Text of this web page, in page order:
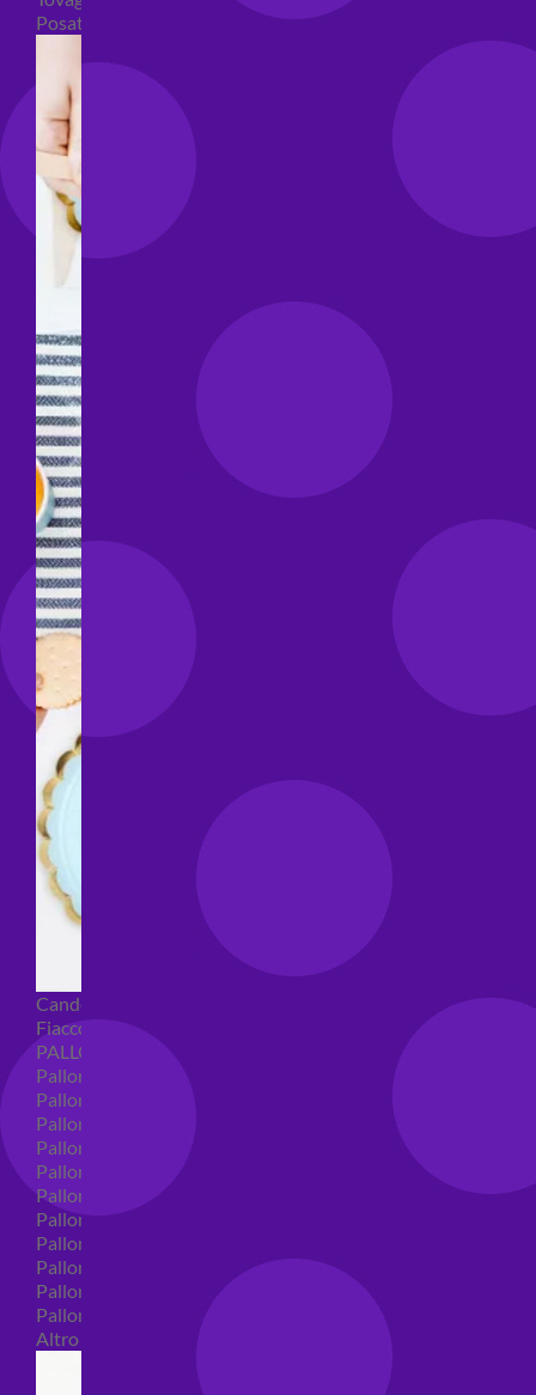
Posate per feste
Candeline compleanno
Fiaccole
PALLONCINI
Palloncini in lattice
Palloncini in lattice monocolore
Palloncini in lattice monocolore dimensione 5"
Palloncini in lattice monocolore dimensione 10"
Palloncini in lattice monocolore dimensione 12"
Palloncini in lattice monocolore dimensione 16"
Palloncini in lattice decorati
Palloncini in lattice decorati dimensione 5"
Palloncini in lattice decorati dimensione 10"
Palloncini in lattice decorati dimensione 12"
Palloncini in lattice decorati dimensione 16"
Altro